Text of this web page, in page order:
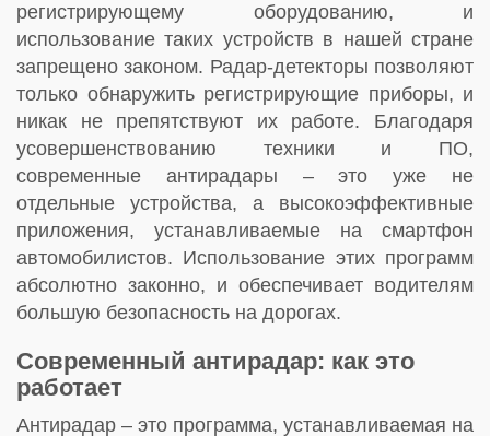
регистрирующему оборудованию, и
использование таких устройств в нашей стране
запрещено законом. Радар-детекторы позволяют
только обнаружить регистрирующие приборы, и
никак не препятствуют их работе. Благодаря
усовершенствованию техники и ПО,
современные антирадары – это уже не
отдельные устройства, а высокоэффективные
приложения, устанавливаемые на смартфон
автомобилистов. Использование этих программ
абсолютно законно, и обеспечивает водителям
большую безопасность на дорогах.
Современный антирадар: как это
работает
Антирадар – это программа, устанавливаемая на